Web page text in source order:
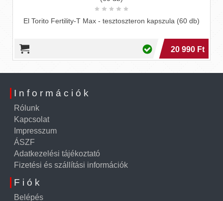
Fertility-T Max - tesztoszteron kapszula (60 db)
20 990 Ft
Információk
Rólunk
Kapcsolat
Impresszum
ÁSZF
Adatkezelési tájékoztató
Fizetési és szállítási információk
Fiók
Belépés